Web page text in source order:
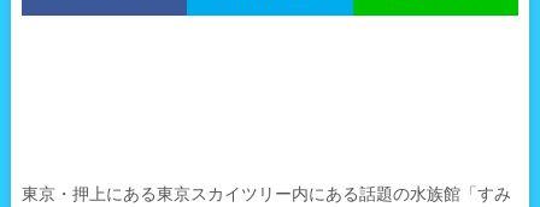
東京・押上にある東京スカイツリー内にある話題の水族館「すみ